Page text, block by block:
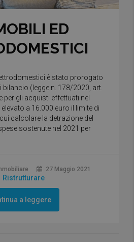
ED
è stato prorogato
bilancio (legge n. 178/2020, art.
per gli acquisti effettuati nel
a 16.000 euro il limite di
calcolare la detrazione del
sostenute nel 2021 per
27 Maggio 2021
Ristrutturare
a leggere